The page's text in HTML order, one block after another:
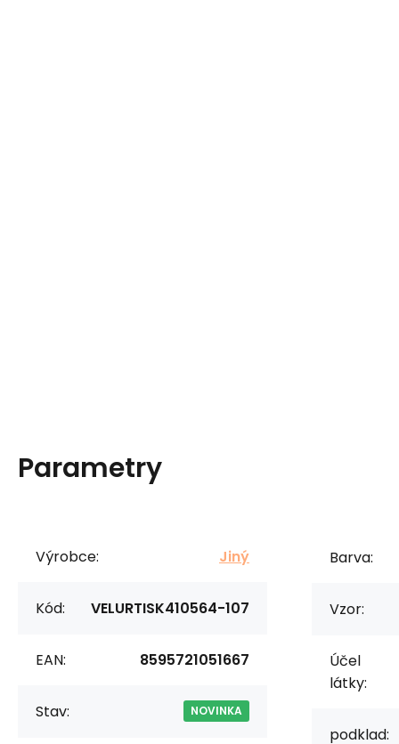
Parametry
Výrobce: Jiný
Kód: VELURTISK410564-107
EAN: 8595721051667
Stav: NOVINKA
Barva:
Vzor:
Účel
látky:
podklad: